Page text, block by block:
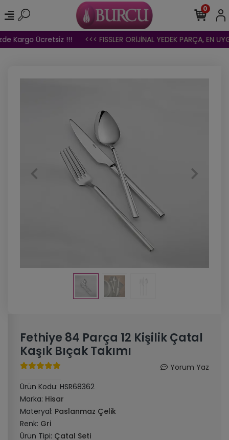
Kargo Ücretsiz !!! <<< FISSLER ORİJİNAL YEDEK PARÇA, EN
0
Fethiye 84 Parça 12 Kişilik Çatal
Kaşık Bıçak Takımı
Yorum Yaz
Ürün Kodu: HSR68362
Marka: Hisar
Materyal: Paslanmaz Çelik
Renk: Gri
Ürün Tipi: Çatal Seti